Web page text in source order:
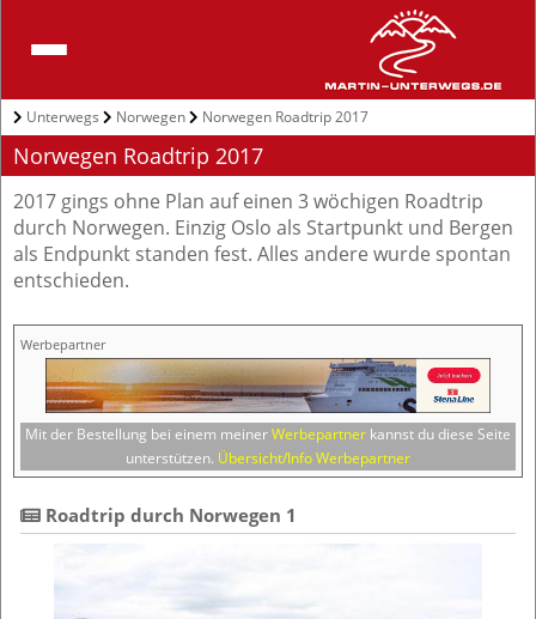
Unterwegs Norwegen Norwegen Roadtrip 2017
Norwegen Roadtrip 2017
2017 gings ohne Plan auf einen 3 wöchigen Roadtrip
durch Norwegen. Einzig Oslo als Startpunkt und Bergen
als Endpunkt standen fest. Alles andere wurde spontan
entschieden.
Werbepartner
Mit der Bestellung bei einem meinerWerbepartner kannst du diese Seite
unterstützen. Übersicht/Info Werbepartner
Roadtrip durch Norwegen 1